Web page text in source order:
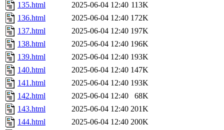
135.html
2025-06-04 12:40 113K
136.html
2025-06-04 12:40 172K
137.html
2025-06-04 12:40 197K
138.html
2025-06-04 12:40 196K
139.html
2025-06-04 12:40 193K
140.html
2025-06-04 12:40 147K
141.html
2025-06-04 12:40 193K
142.html
2025-06-04 12:40
68K
143.html
2025-06-04 12:40 201K
144.html
2025-06-04 12:40 200K